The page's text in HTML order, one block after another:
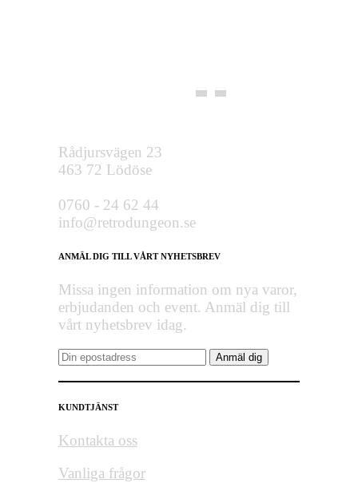
Rådjursvägen 23
463 72 Lödöse
0760 - 24 62 44
info@retrodungeon.se
ANMÄL DIG TILL VÅRT NYHETSBREV
Missa ingen information om nya varor,
erbjudanden och event. Anmäl dig till
vårt nyhetsbrev idag.
KUNDTJÄNST
Kontakta oss
Vanliga frågor